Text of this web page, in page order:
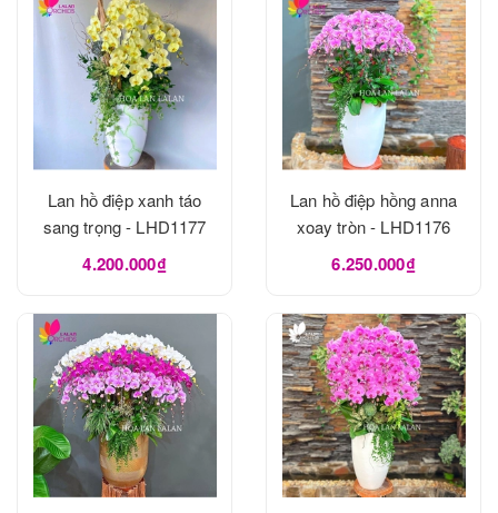
Lan hồ điệp xanh táo
sang trọng - LHD1177
4.200.000₫
Lan hồ điệp hồng anna
xoay tròn - LHD1176
6.250.000₫